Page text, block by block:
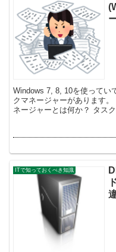
Windows 7, 8, 10を使ってい
クマネージャーがあります。 これ、本当に便利なんです。 タスクマ
ネージャーとは何か？ タスクマネージャーの使い方についてまとめ
ITで知っておくべき知識